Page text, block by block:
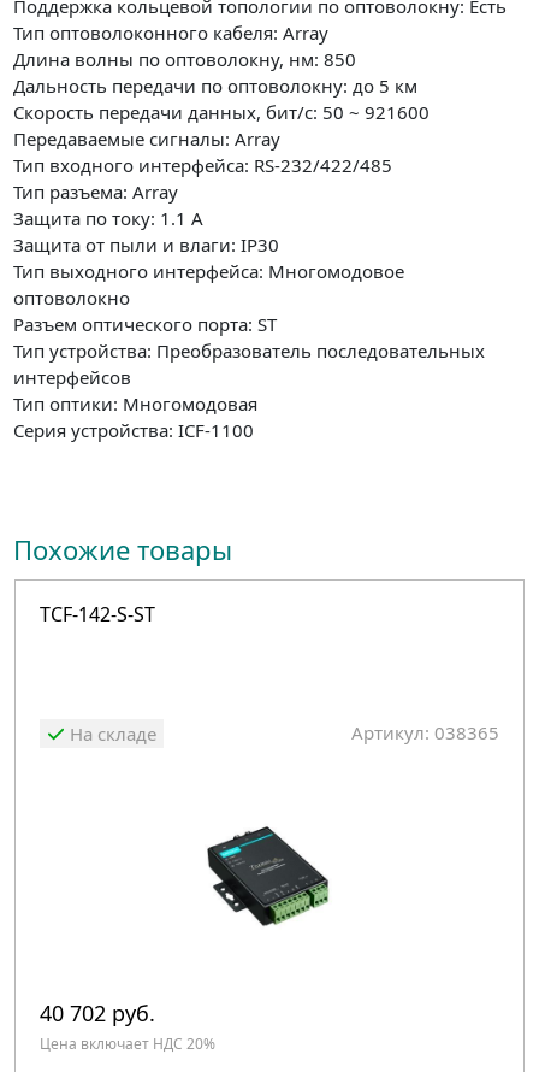
Поддержка кольцевой топологии по оптоволокну: Есть
Тип оптоволоконного кабеля: Array
Длина волны по оптоволокну, нм: 850
Дальность передачи по оптоволокну: до 5 км
Скорость передачи данных, бит/с: 50 ~ 921600
Передаваемые сигналы: Array
Тип входного интерфейса: RS-232/422/485
Тип разъема: Array
Защита по току: 1.1 А
Защита от пыли и влаги: IP30
Тип выходного интерфейса: Многомодовое
оптоволокно
Разъем оптического порта: ST
Тип устройства: Преобразователь последовательных
интерфейсов
Тип оптики: Многомодовая
Серия устройства: ICF-1100
Похожие товары
TCF-142-S-ST
На складе Артикул: 038365
40 702 руб.
Цена включает НДС 20%